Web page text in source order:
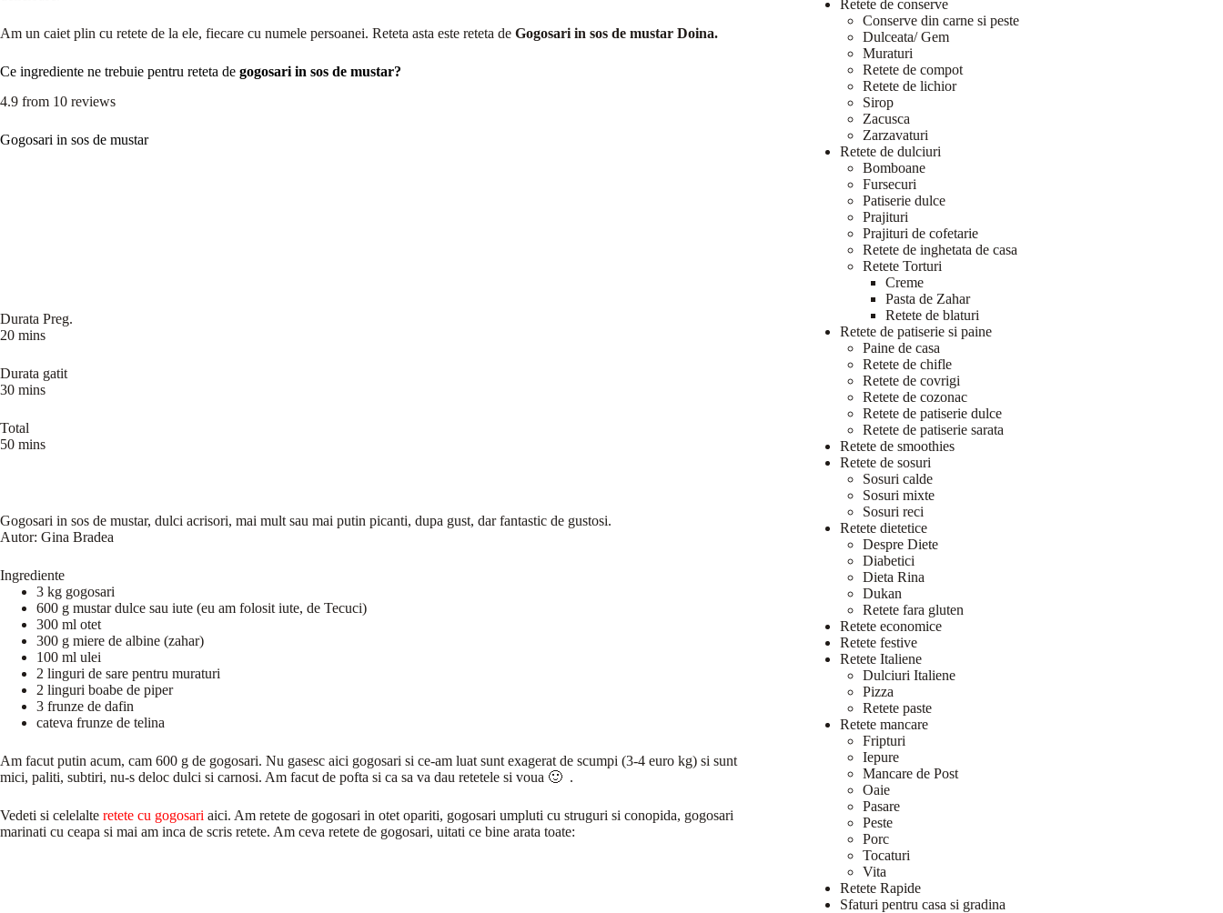
Am un caiet plin cu retete de la ele, fiecare cu numele persoanei. Reteta asta este reteta de Gogosari in sos de mustar Doina.
Ce ingrediente ne trebuie pentru reteta de gogosari in sos de mustar?
4.9 from 10 reviews
Gogosari in sos de mustar
Durata Preg.
20 mins
Durata gatit
30 mins
Total
50 mins
Gogosari in sos de mustar, dulci acrisori, mai mult sau mai putin picanti, dupa gust, dar fantastic de gustosi.
Autor: Gina Bradea
Ingrediente
3 kg gogosari
600 g mustar dulce sau iute (eu am folosit iute, de Tecuci)
300 ml otet
300 g miere de albine (zahar)
100 ml ulei
2 linguri de sare pentru muraturi
2 linguri boabe de piper
3 frunze de dafin
cateva frunze de telina
Am facut putin acum, cam 600 g de gogosari. Nu gasesc aici gogosari si ce-am luat sunt exagerat de scumpi (3-4 euro kg) si sunt
mici, paliti, subtiri, nu-s deloc dulci si carnosi. Am facut de pofta si ca sa va dau retetele si voua 🙂 .
Vedeti si celelalte retete cu gogosari aici. Am retete de gogosari in otet opariti, gogosari umpluti cu struguri si conopida, gogosari
marinati cu ceapa si mai am inca de scris retete. Am ceva retete de gogosari, uitati ce bine arata toate:
Retete de conserve
Conserve din carne si peste
Dulceata/ Gem
Muraturi
Retete de compot
Retete de lichior
Sirop
Zacusca
Zarzavaturi
Retete de dulciuri
Bomboane
Fursecuri
Patiserie dulce
Prajituri
Prajituri de cofetarie
Retete de inghetata de casa
Retete Torturi
Creme
Pasta de Zahar
Retete de blaturi
Retete de patiserie si paine
Paine de casa
Retete de chifle
Retete de covrigi
Retete de cozonac
Retete de patiserie dulce
Retete de patiserie sarata
Retete de smoothies
Retete de sosuri
Sosuri calde
Sosuri mixte
Sosuri reci
Retete dietetice
Despre Diete
Diabetici
Dieta Rina
Dukan
Retete fara gluten
Retete economice
Retete festive
Retete Italiene
Dulciuri Italiene
Pizza
Retete paste
Retete mancare
Fripturi
Iepure
Mancare de Post
Oaie
Pasare
Peste
Porc
Tocaturi
Vita
Retete Rapide
Sfaturi pentru casa si gradina